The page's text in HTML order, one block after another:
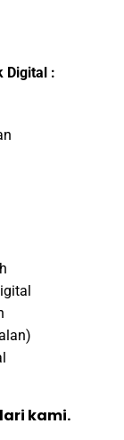
Digital :
kami.